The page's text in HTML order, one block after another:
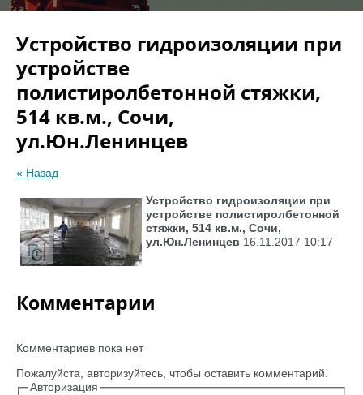
Устройство гидроизоляции при
устройстве
полистиролбетонной стяжки,
514 кв.м., Сочи,
ул.Юн.Ленинцев
« Назад
Устройство гидроизоляции при
устройстве полистиролбетонной
стяжки, 514 кв.м., Сочи,
ул.Юн.Ленинцев 16.11.2017 10:17
Комментарии
Комментариев пока нет
Пожалуйста, авторизуйтесь, чтобы оставить комментарий.
Авторизация